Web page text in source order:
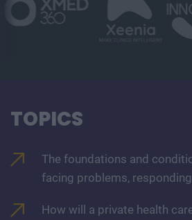
TOPICS
The foundations and
facing problems,
How will a private health